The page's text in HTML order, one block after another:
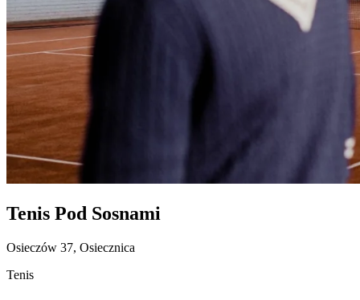
Tenis Pod Sosnami
Osieczów 37, Osiecznica
Tenis